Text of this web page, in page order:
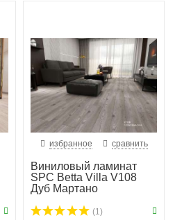
избранное сравнить
Виниловый ламинат
SPC Betta Villa V108
Дуб Мартано
(1)